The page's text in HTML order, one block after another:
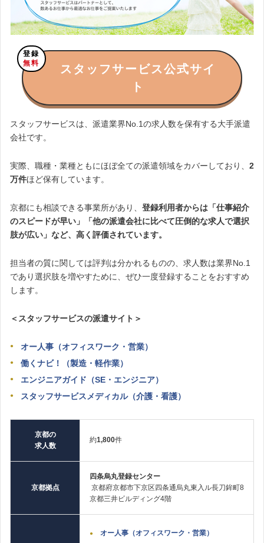
登録
無料
スタッフサービス公式サイ
ト
スタッフサービスは、派遣業界No.1の求人数を保有する大手派遣
会社です。
実際、職種・業種ともにほぼ全ての派遣領域をカバーしており、 2
万件ほど保有しています。
京都にも相談できる事業所があり、 登録利用者からは「仕事紹介
のスピードが早い」「他の派遣会社に比べて圧倒的な求人で選択
肢が広い」など、高く評価されています。
担当者の質に関しては評判は分かれるものの、求人数は業界No.1
であり選択肢を増やすために、ぜひ一度登録することをおすすめ
します。
＜スタッフサービスの派遣サイト＞
オー人事（オフィスワーク・営業）
働くナビ！（製造・軽作業）
エンジニアガイド（SE・エンジニア）
スタッフサービスメディカル（介護・看護）
京都の
求人数
約1,800件
京都拠点
四条烏丸登録センター
京都府京都市下京区四条通烏丸東入ル長刀鉾町8
京都三井ビルディング4階
オー人事（オフィスワーク・営業）